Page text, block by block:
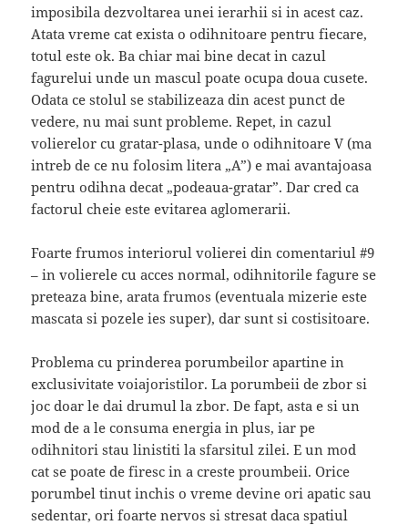
imposibila dezvoltarea unei ierarhii si in acest caz.
Atata vreme cat exista o odihnitoare pentru fiecare,
totul este ok. Ba chiar mai bine decat in cazul
fagurelui unde un mascul poate ocupa doua cusete.
Odata ce stolul se stabilizeaza din acest punct de
vedere, nu mai sunt probleme. Repet, in cazul
volierelor cu gratar-plasa, unde o odihnitoare V (ma
intreb de ce nu folosim litera „A”) e mai avantajoasa
pentru odihna decat „podeaua-gratar”. Dar cred ca
factorul cheie este evitarea aglomerarii.
Foarte frumos interiorul volierei din comentariul #9
– in volierele cu acces normal, odihnitorile fagure se
preteaza bine, arata frumos (eventuala mizerie este
mascata si pozele ies super), dar sunt si costisitoare.
Problema cu prinderea porumbeilor apartine in
exclusivitate voiajoristilor. La porumbeii de zbor si
joc doar le dai drumul la zbor. De fapt, asta e si un
mod de a le consuma energia in plus, iar pe
odihnitori stau linistiti la sfarsitul zilei. E un mod
cat se poate de firesc in a creste proumbeii. Orice
porumbel tinut inchis o vreme devine ori apatic sau
sedentar, ori foarte nervos si stresat daca spatiul